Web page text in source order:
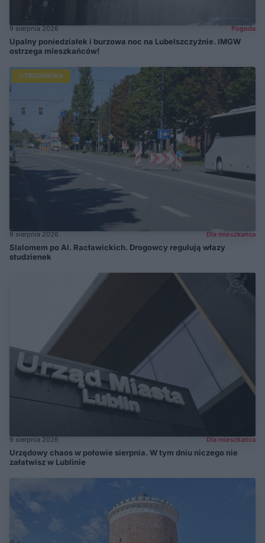
9 sierpnia 2026 Pogoda
Upalny poniedziałek i burzowa noc na Lubelszczyźnie. IMGW
ostrzega mieszkańców!
UTRUDNIENIA
9 sierpnia 2026 Dla mieszkańca
Slalomem po Al. Racławickich. Drogowcy regulują włazy
studzienek
9 sierpnia 2026 Dla mieszkańca
Urzędowy chaos w połowie sierpnia. W tym dniu niczego nie
załatwisz w Lublinie